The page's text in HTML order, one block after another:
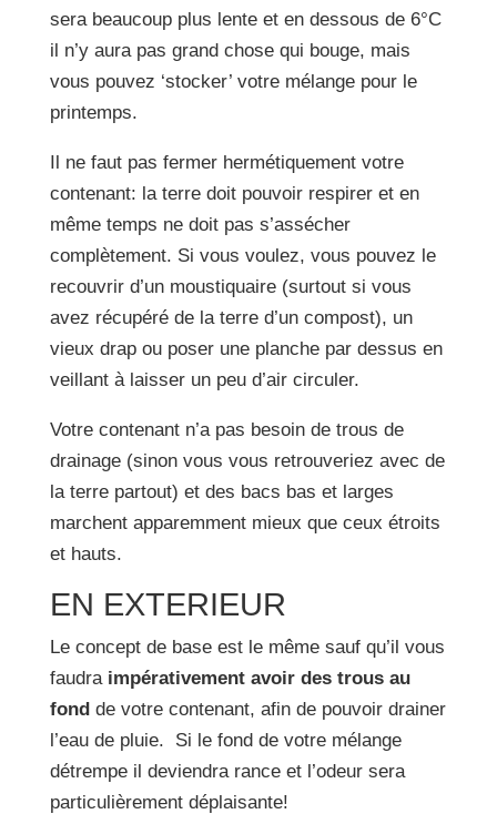
sera beaucoup plus lente et en dessous de 6°C
il n’y aura pas grand chose qui bouge, mais
vous pouvez ‘stocker’ votre mélange pour le
printemps.
Il ne faut pas fermer hermétiquement votre
contenant: la terre doit pouvoir respirer et en
même temps ne doit pas s’assécher
complètement. Si vous voulez, vous pouvez le
recouvrir d’un moustiquaire (surtout si vous
avez récupéré de la terre d’un compost), un
vieux drap ou poser une planche par dessus en
veillant à laisser un peu d’air circuler.
Votre contenant n’a pas besoin de trous de
drainage (sinon vous vous retrouveriez avec de
la terre partout) et des bacs bas et larges
marchent apparemment mieux que ceux étroits
et hauts.
EN EXTERIEUR
Le concept de base est le même sauf qu’il vous
faudraimpérativement avoir des trous au
fondde votre contenant, afin de pouvoir drainer
l’eau de pluie. Si le fond de votre mélange
détrempe il deviendra rance et l’odeur sera
particulièrement déplaisante!